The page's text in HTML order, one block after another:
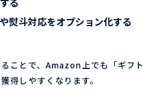
熨斗対応をオプション化する
ことで、Amazon上でも「ギフト
得しやすくなります。